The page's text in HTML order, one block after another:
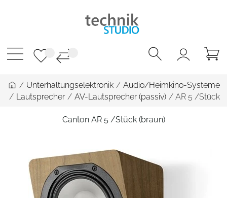
/ Unterhaltungselektronik / Audio/Heimkino-Systeme
/ Lautsprecher / AV-Lautsprecher (passiv) / AR 5 /Stück
Canton AR 5 /Stück (braun)